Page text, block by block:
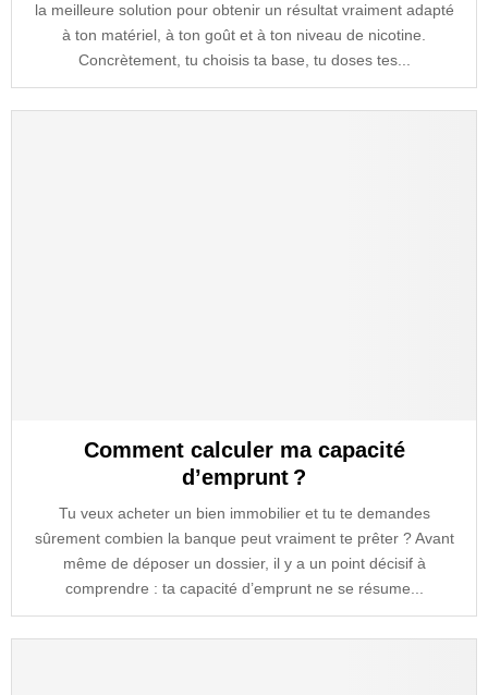
la meilleure solution pour obtenir un résultat vraiment adapté
à ton matériel, à ton goût et à ton niveau de nicotine.
Concrètement, tu choisis ta base, tu doses tes...
Comment calculer ma capacité
d’emprunt ?
Tu veux acheter un bien immobilier et tu te demandes
sûrement combien la banque peut vraiment te prêter ? Avant
même de déposer un dossier, il y a un point décisif à
comprendre : ta capacité d’emprunt ne se résume...